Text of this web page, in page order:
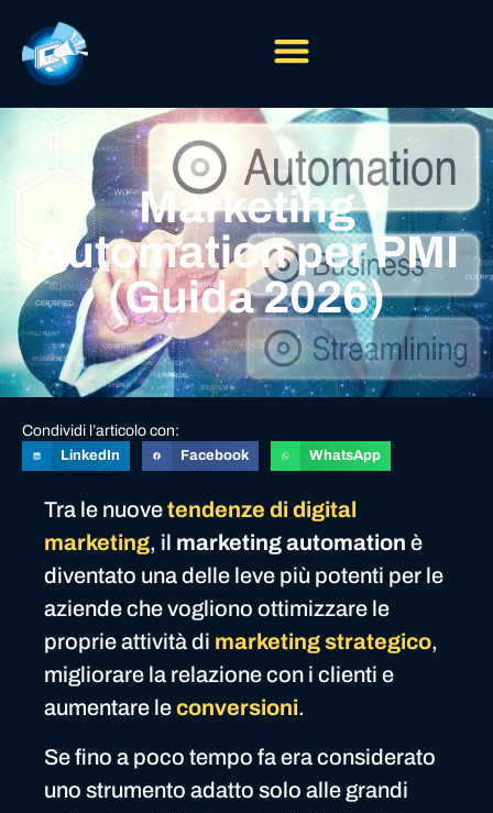
Marketing
Automation per PMI
(Guida 2026)
Condividi l’articolo con:
LinkedIn Facebook WhatsApp
Tra le nuovetendenze di digital
marketing, il marketing automation è
diventato una delle leve più potenti per le
aziende che vogliono ottimizzare le
proprie attività di marketing strategico,
migliorare la relazione con i clienti e
aumentare leconversioni.
Se fino a poco tempo fa era considerato
uno strumento adatto solo alle grandi